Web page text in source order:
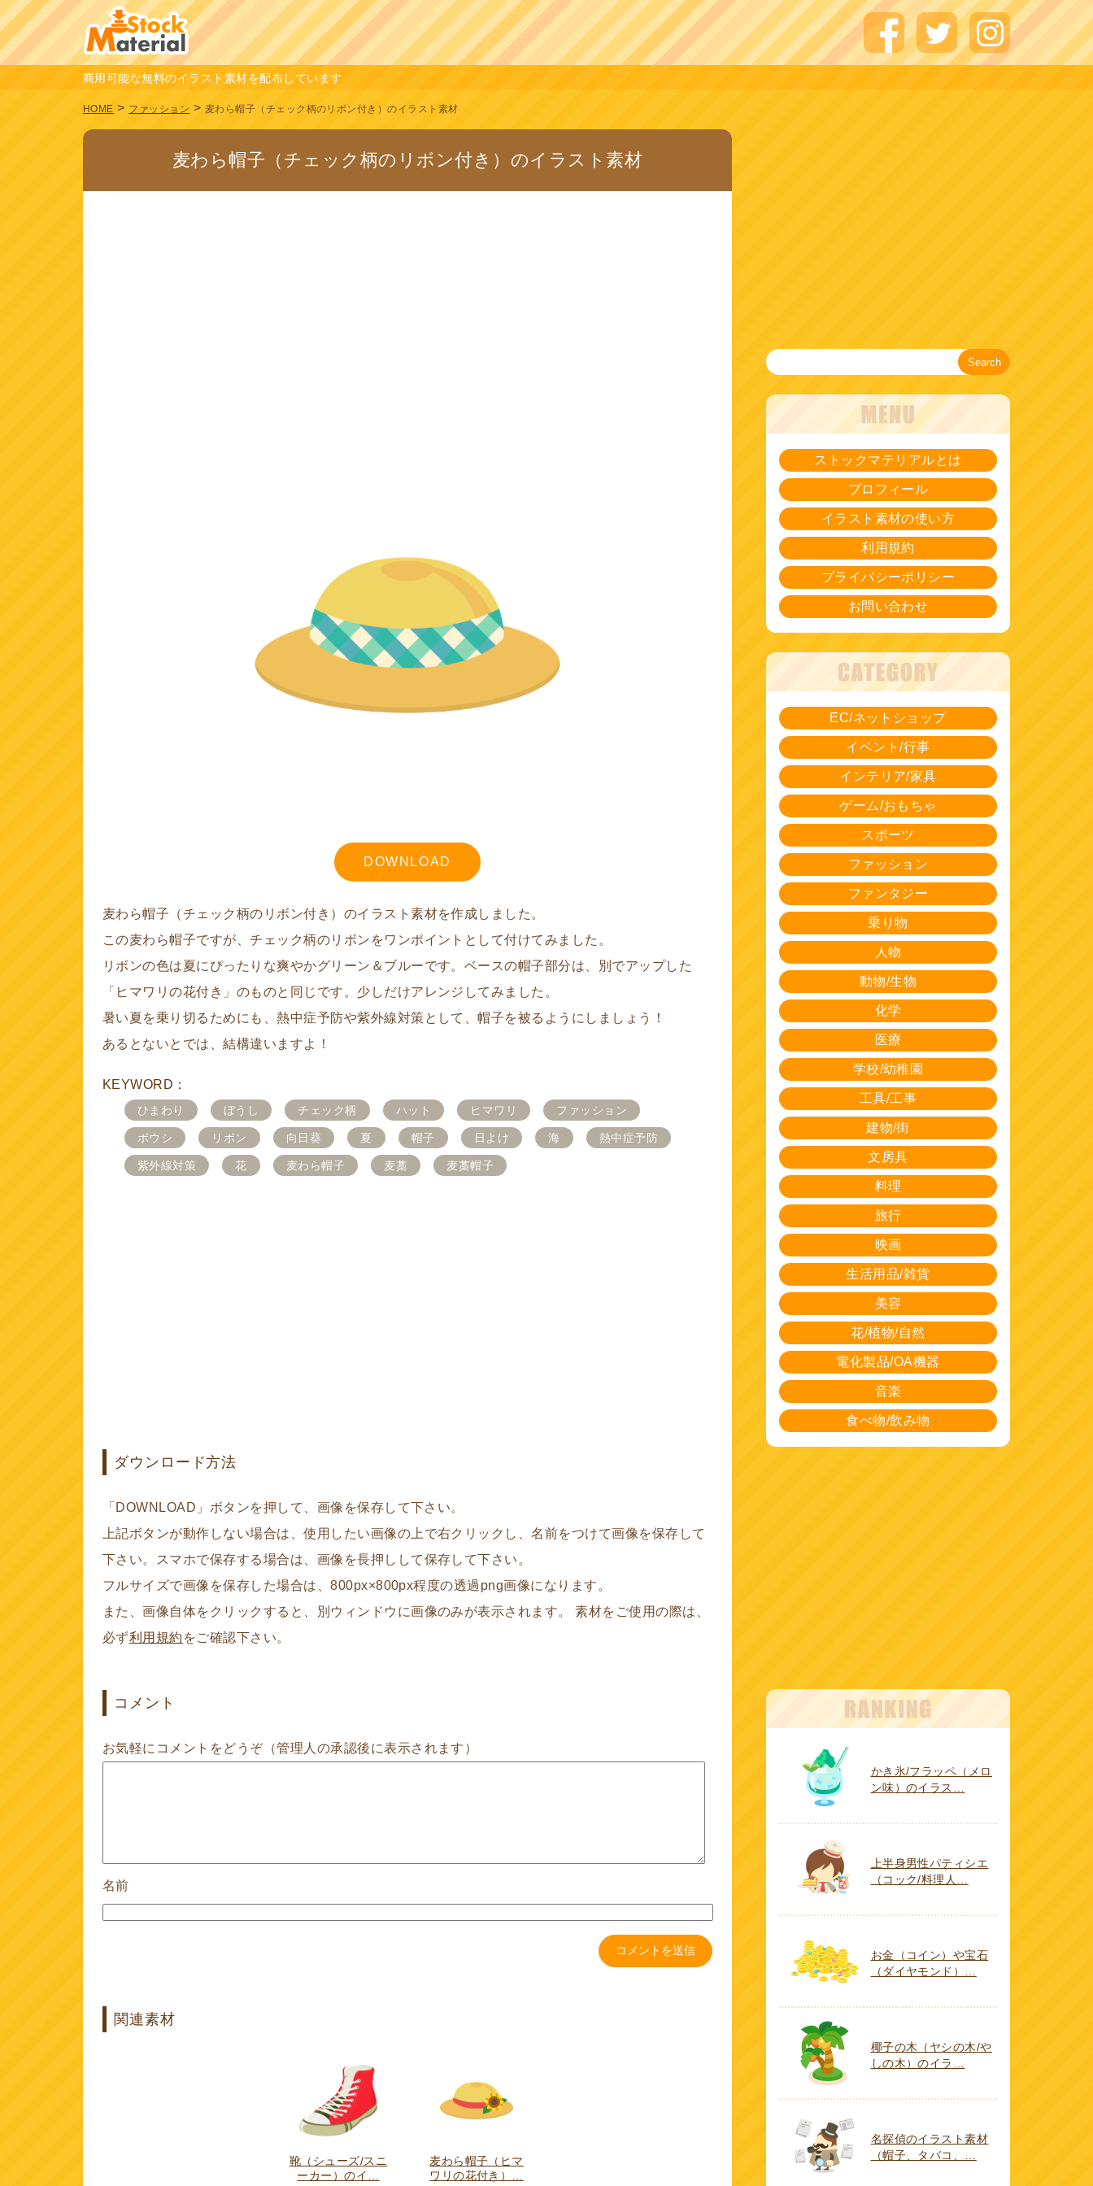
商用可能な無料のイラスト素材を配布しています
HOME > ファッション > 麦わら帽子（チェック柄のリボン付き）のイラスト素材
麦わら帽子（チェック柄のリボン付き）のイラスト素材
DOWNLOAD
麦わら帽子（チェック柄のリボン付き）のイラスト素材を作成しました。
この麦わら帽子ですが、チェック柄のリボンをワンポイントとして付けてみました。
リボンの色は夏にぴったりな爽やかグリーン＆ブルーです。ベースの帽子部分は、別でアップした
「ヒマワリの花付き」のものと同じです。少しだけアレンジしてみました。
暑い夏を乗り切るためにも、熱中症予防や紫外線対策として、帽子を被るようにしましょう！
あるとないとでは、結構違いますよ！
KEYWORD：
ひまわり ぼうし チェック柄 ハット ヒマワリ ファッション
ボウシ リボン 向日葵 夏 帽子 日よけ 海 熱中症予防
紫外線対策 花 麦わら帽子 麦藁 麦藁帽子
ダウンロード方法
「DOWNLOAD」ボタンを押して、画像を保存して下さい。
上記ボタンが動作しない場合は、使用したい画像の上で右クリックし、名前をつけて画像を保存して
下さい。スマホで保存する場合は、画像を長押しして保存して下さい。
フルサイズで画像を保存した場合は、800px×800px程度の透過png画像になります。
また、画像自体をクリックすると、別ウィンドウに画像のみが表示されます。 素材をご使用の際は、
必ず利用規約 をご確認下さい。
コメント
お気軽にコメントをどうぞ（管理人の承認後に表示されます）
名前
関連素材
靴（シューズ/スニ
ーカー）のイ…
麦わら帽子（ヒマ
ワリの花付き）…
Search
ストックマテリアルとは
プロフィール
イラスト素材の使い方
利用規約
プライバシーポリシー
お問い合わせ
EC/ネットショップ
イベント/行事
インテリア/家具
ゲーム/おもちゃ
スポーツ
ファッション
ファンタジー
乗り物
人物
動物/生物
化学
医療
学校/幼稚園
工具/工事
建物/街
文房具
料理
旅行
映画
生活用品/雑貨
美容
花/植物/自然
電化製品/OA機器
音楽
食べ物/飲み物
かき氷/フラッペ（メロ
ン味）のイラス…
上半身男性パティシエ
（コック/料理人…
お金（コイン）や宝石
（ダイヤモンド）…
椰子の木（ヤシの木/や
しの木）のイラ…
名探偵のイラスト素材
（帽子、タバコ、…